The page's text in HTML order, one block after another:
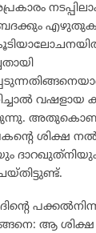
വഷളായ
ശിക്ഷ
ദാറഖുത്‌നിയും
ആ